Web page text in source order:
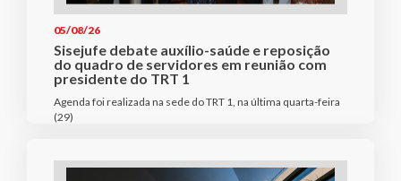
05/08/26
Sisejufe debate auxílio-saúde e reposição
do quadro de servidores em reunião com
presidente do TRT 1
Agenda foi realizada na sede do TRT 1, na última quarta-feira
(29)